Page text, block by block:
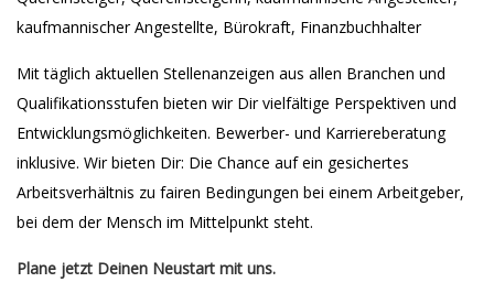
kaufmannischer Angestellte, Bürokraft, Finanzbuchhalter
Mit täglich aktuellen Stellenanzeigen aus allen Branchen und
Qualifikationsstufen bieten wir Dir vielfältige Perspektiven und
Entwicklungsmöglichkeiten. Bewerber- und Karriereberatung
inklusive. Wir bieten Dir: Die Chance auf ein gesichertes
Arbeitsverhältnis zu fairen Bedingungen bei einem Arbeitgeber,
bei dem der Mensch im Mittelpunkt steht.
Plane jetzt Deinen Neustart mit uns.